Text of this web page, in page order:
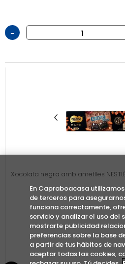
-
Xocolata negra amb ametlles
En Capraboacasa
de terceros para
funciona correctamente,
servicio y analizar el uso del
mostrarte publicidad
preferencias sobre la base
a partir de tus hábitos de
aceptar todas las cookies,